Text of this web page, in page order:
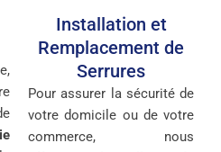
Installation et
Remplacement de
Serrures
Pour assurer la sécurité de
votre domicile ou de votre
commerce, nous